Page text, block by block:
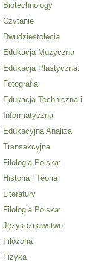
Biotechnology
Czytanie
Dwudziestolecia
Edukacja Muzyczna
Edukacja Plastyczna:
Fotografia
Edukacja Techniczna i
Informatyczna
Edukacyjna Analiza
Transakcyjna
Filologia Polska:
Historia i Teoria
Literatury
Filologia Polska:
Językoznawstwo
Filozofia
Fizyka